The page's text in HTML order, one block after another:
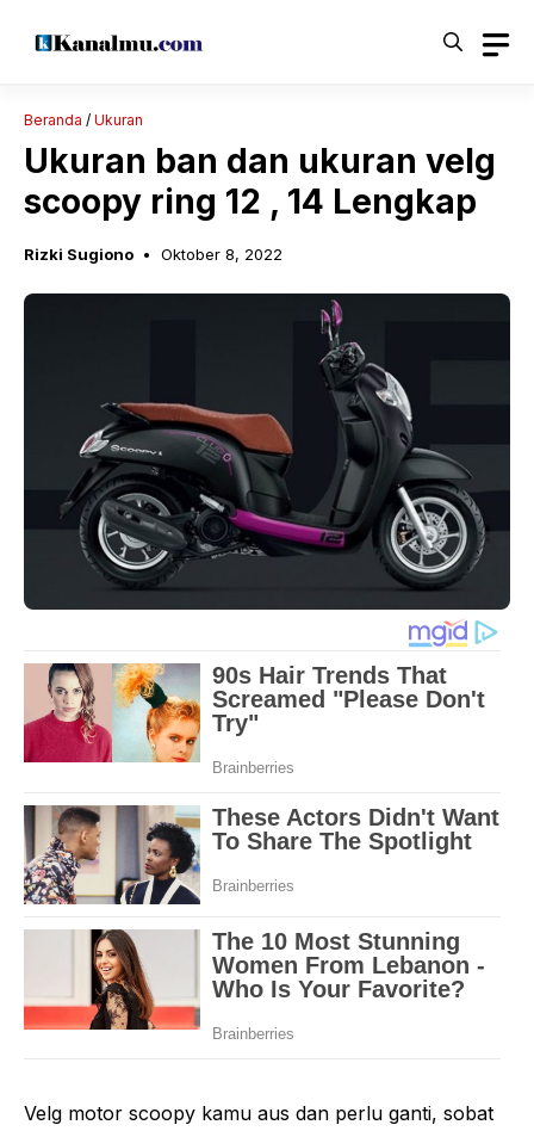
Beranda / Ukuran
Ukuran ban dan ukuran velg
scoopy ring 12 , 14 Lengkap
Rizki Sugiono Oktober 8, 2022
Velg motor scoopy kamu aus dan perlu ganti, sobat